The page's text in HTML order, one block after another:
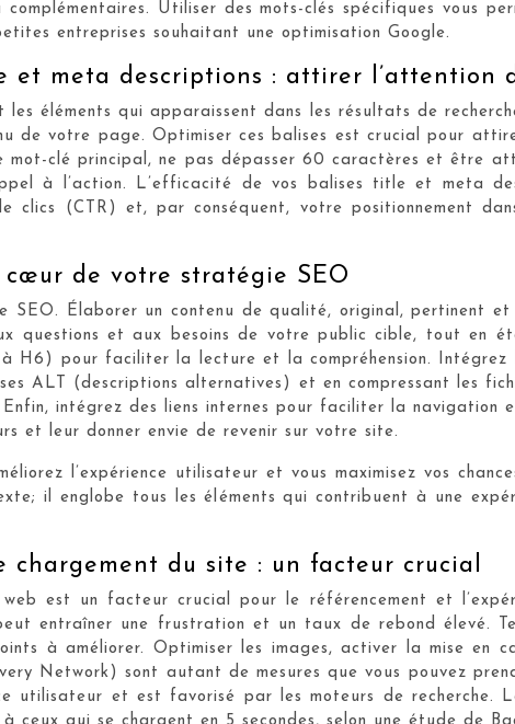
Utiliser des mots-clés spécifiques vous
entreprises souhaitant une optimisation Google.
meta descriptions : attirer l’attention
les éléments qui apparaissent dans les résultats de
de votre page. Optimiser ces balises est crucial pour
clé principal, ne pas dépasser 60 caractères et être
à l’action. L’efficacité de vos balises title et meta
clics (CTR) et, par conséquent, votre positionnement
de votre stratégie SEO
Élaborer un contenu de qualité, original, pertinent
questions et aux besoins de votre public cible, tout en
H6) pour faciliter la lecture et la compréhension. Intégrez
ALT (descriptions alternatives) et en compressant les
intégrez des liens internes pour faciliter la
et leur donner envie de revenir sur votre site.
l’expérience utilisateur et vous maximisez vos
il englobe tous les éléments qui contribuent à une
chargement du site : un facteur crucial
est un facteur crucial pour le référencement et
entraîner une frustration et un taux de rebond élevé.
à améliorer. Optimiser les images, activer la mise en
Network) sont autant de mesures que vous pouvez
utilisateur et est favorisé par les moteurs de recherche.